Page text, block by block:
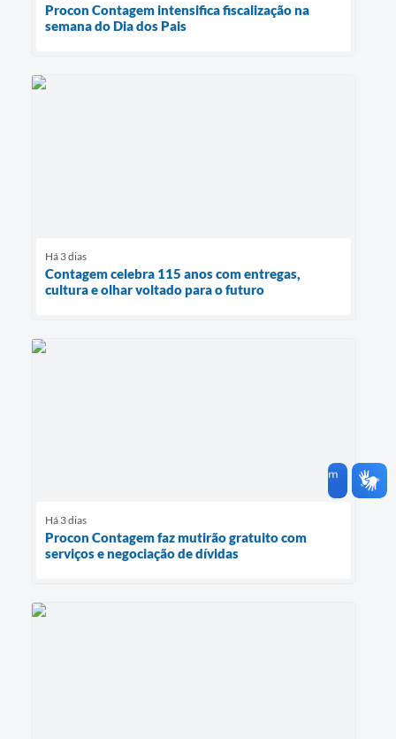
Procon Contagem intensifica fiscalização na
semana do Dia dos Pais
Há 3 dias
Contagem celebra 115 anos com entregas,
cultura e olhar voltado para o futuro
Há 3 dias
Procon Contagem faz mutirão gratuito com
serviços e negociação de dívidas